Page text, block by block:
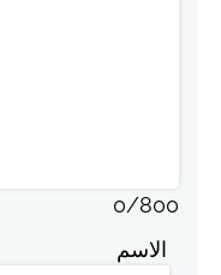
0/800
الاسم